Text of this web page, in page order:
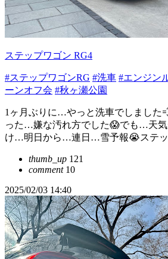
ステップワゴン RG4
#ステップワゴンRG #洗車 #エンジン
ーンオフ会 #秋ヶ瀬公園
1ヶ月ぶりに…やっと洗車でしました
った…嫌な汚れ方でした😱でも…天
け…明日から…連日…雪予報😭ステッ
thumb_up 121
comment10
2025/02/03 14:40